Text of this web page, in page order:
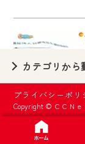
カテゴリから
プライバシーポリ
Copyright © ＣＣＮｅ
いたしま
要となり
※MyIDと
各種サー
IDはお客
で設定でき